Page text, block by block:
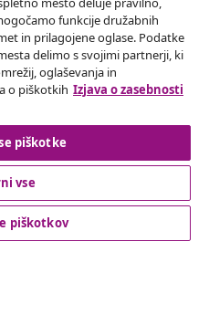
funkcije družabnih
in prilagojene oglase. Podatke
delimo s svojimi partnerji, ki
oglaševanja in
o piškotkih Izjava o zasebnosti
piškotke
vse
piškotkov